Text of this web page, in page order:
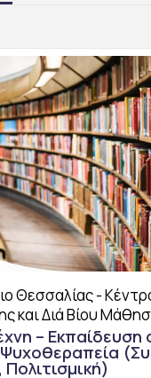
Θεσσαλίας -
και Διά Βίου
– Εκπαίδευση